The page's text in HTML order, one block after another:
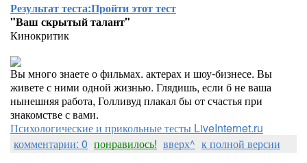
Результат теста:Пройти этот тест
"Ваш скрытый талант"
Кинокритик
Вы много знаете о фильмах. актерах и шоу-бизнесе. Вы
живете с ними одной жизнью. Глядишь, если б не ваша
нынешняя работа, Голливуд плакал бы от счастья при
знакомстве с вами.
Психологические и прикольные тесты LiveInternet.ru
комментарии: 0 понравилось! вверх^ к полной версии